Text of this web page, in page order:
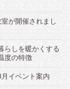
が開催されまし
らしを暖かくする
度の特徴
イベント案内